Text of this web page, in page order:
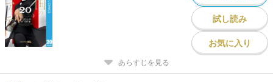
試し読み
お気に入り
あらすじを見る